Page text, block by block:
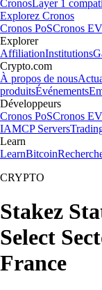
CronosLayer 1
Explorez Cronos
Cronos PoSCronos
Explorer
AffiliationInstitutions
Crypto.com
À propos de nous
produitsÉvénements
Développeurs
Cronos PoSCronos
IAMCP Servers
Learn
LearnBitcoin
CRYPTO
Stakez
Select
France